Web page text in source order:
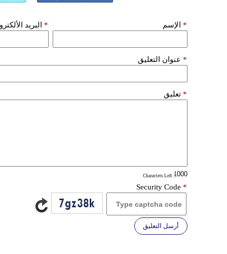
الإسم * البريد *
عنوان التعليق *
تعليق *
: Characters Left
Security Code *
أرسل التعليق